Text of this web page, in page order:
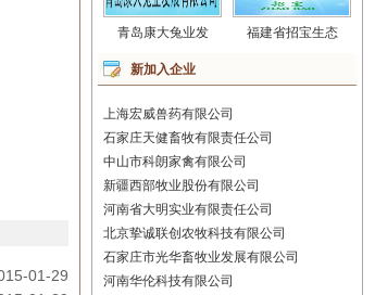
01-29
青岛康大兔业发 福建省招宝生态
新加入企业
上海宏威兽药有限公司
石家庄天健畜牧有限责任公司
中山市科朗家禽有限公司
新疆西部牧业股份有限公司
河南省大明实业有限责任公司
北京挚诚联创农牧科技有限公司
石家庄市光华畜牧业发展有限公司
河南华伦科技有限公司